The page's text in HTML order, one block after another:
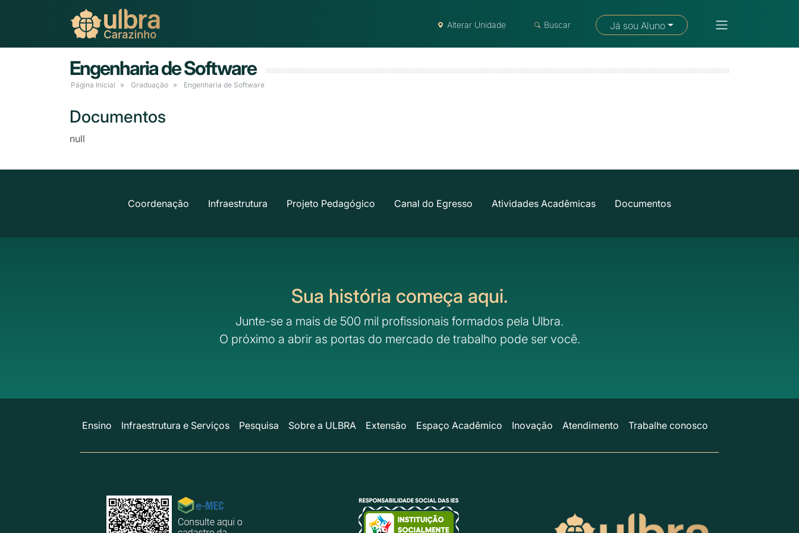
Fale com um consultor
Alterar Unidade Buscar Já sou Aluno
Engenharia de Software
Página Inicial Graduação Engenharia de Software
Documentos
null
Coordenação Infraestrutura Projeto Pedagógico Canal do Egresso Atividades Acadêmicas Documentos
Sua história começa aqui.
Junte-se a mais de 500 mil profissionais formados pela Ulbra.
O próximo a abrir as portas do mercado de trabalho pode ser você.
Ensino Infraestrutura e Serviços Pesquisa Sobre a ULBRA Extensão Espaço Acadêmico Inovação Atendimento Trabalhe conosco